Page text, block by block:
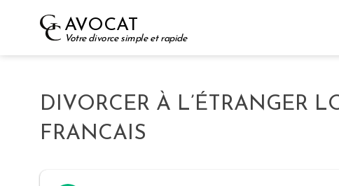
AVOCAT
Votre divorce simple et rapide
DIVORCER À L’ÉTRANGER
FRANCAIS